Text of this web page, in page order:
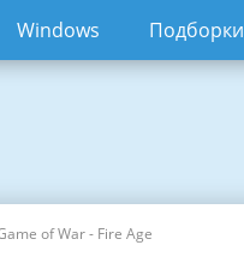
Windows Подборки
of War - Fire Age